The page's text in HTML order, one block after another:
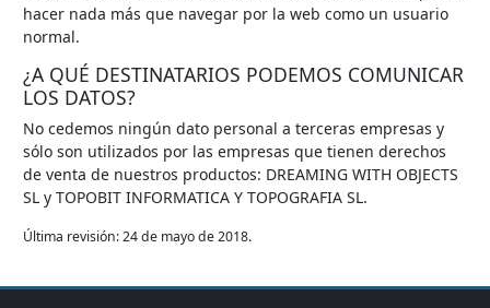
hacer nada más que navegar por la web como un usuario
normal.
¿A QUÉ DESTINATARIOS PODEMOS COMUNICAR
LOS DATOS?
No cedemos ningún dato personal a terceras empresas y
sólo son utilizados por las empresas que tienen derechos
de venta de nuestros productos: DREAMING WITH OBJECTS
SL y TOPOBIT INFORMATICA Y TOPOGRAFIA SL.
Última revisión: 24 de mayo de 2018.